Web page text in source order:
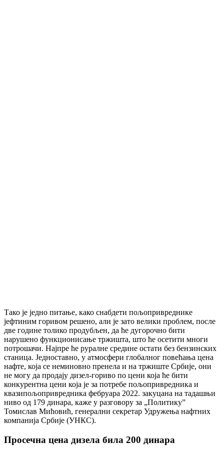
Тако је једно питање, како снабдети пољопривреднике
јефтиним горивом решено, али је зато велики проблем, после
две године толико продубљен, да ће дугорочно бити
нарушено функционисање тржишта, што ће осетити многи
потрошачи. Најпре ће руралне средине остати без бензинских
станица. Једноставно, у атмосфери глобалног повећања цена
нафте, која се неминовно пренела и на тржиште Србије, они
не могу да продају дизел-гориво по цени која ће бити
конкурентна цени која је за потребе пољопривредника и
квазипољопривредника фебруара 2022. закуцана на тадашњи
ниво од 179 динара, каже у разговору за „Политику”
Томислав Мићовић, генерални секретар Удружења нафтних
компанија Србије (УНКС).
Просечна цена дизела била 200 динара